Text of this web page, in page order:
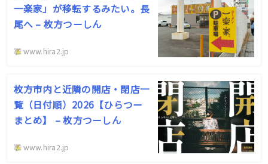
一楽家」が移転するみたい。長
尾へ – 枚方つーしん
www.hira2.jp
枚方市内と近隣の開店・閉店一
覧（日付順）2026【ひらつー
まとめ】 – 枚方つーしん
www.hira2.jp